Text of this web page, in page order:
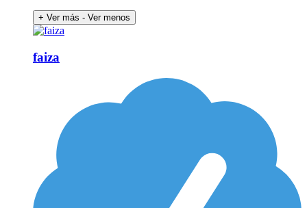
+ Ver más - Ver menos
faiza